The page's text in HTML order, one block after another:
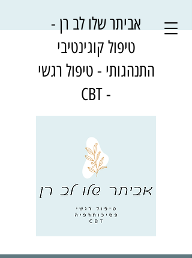
אביתר שלו לב רן -
טיפול קוגינטיבי
התנהגותי - טיפול רגשי
- CBT